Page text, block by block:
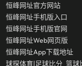
恒峰网址官方网站
恒峰网址手机版入口
恒峰网址手机版官网
恒峰网址Web网页版
恒峰网址app下载地址
球探体育|足球比分_篮